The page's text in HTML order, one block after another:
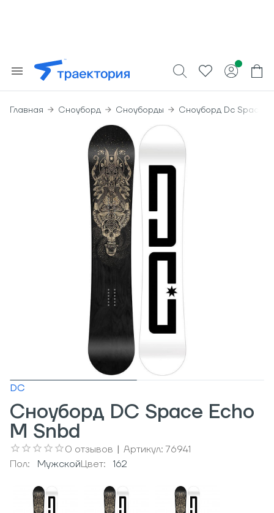
Главная Сноуборд Сноуборды Сноуборд Dc Space
DC
Сноуборд DC Space Echo
M Snbd
0 отзывов | Артикул:76941
Пол:
МужcкойЦвет: 162